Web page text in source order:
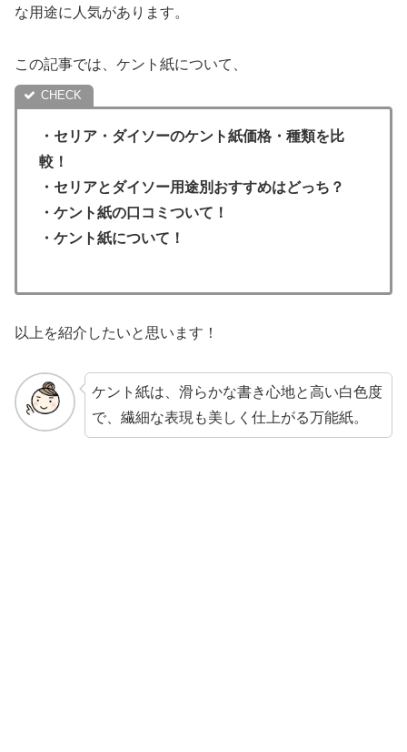
な用途に人気があります。
この記事では、ケント紙について、
・セリア・ダイソーのケント紙価格・種類を比
較！
・セリアとダイソー用途別おすすめはどっち？
・ケント紙の口コミついて！
・ケント紙について！
以上を紹介したいと思います！
ケント紙は、滑らかな書き心地と高い白色度
で、繊細な表現も美しく仕上がる万能紙。